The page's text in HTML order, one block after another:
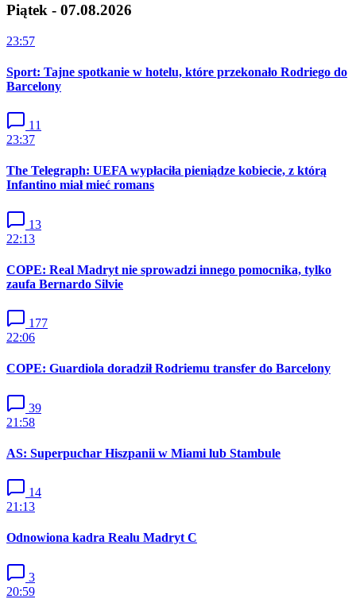
Piątek - 07.08.2026
23:57
Sport: Tajne spotkanie w hotelu, które przekonało Rodriego do
Barcelony
11
23:37
The Telegraph: UEFA wypłaciła pieniądze kobiecie, z którą
Infantino miał mieć romans
13
22:13
COPE: Real Madryt nie sprowadzi innego pomocnika, tylko
zaufa Bernardo Silvie
177
22:06
COPE: Guardiola doradził Rodriemu transfer do Barcelony
39
21:58
AS: Superpuchar Hiszpanii w Miami lub Stambule
14
21:13
Odnowiona kadra Realu Madryt C
3
20:59